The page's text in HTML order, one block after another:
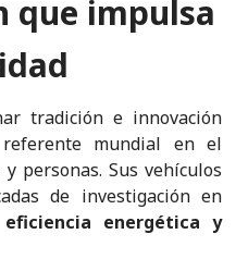
que impulsa
tradición e innovación
mundial en el
personas. Sus vehículos
de investigación en
energética y